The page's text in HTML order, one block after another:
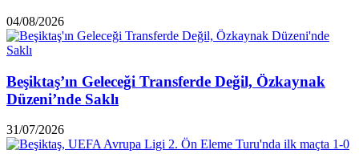
04/08/2026
Beşiktaş’ın Geleceği Transferde Değil, Özkaynak
Düzeni’nde Saklı
31/07/2026